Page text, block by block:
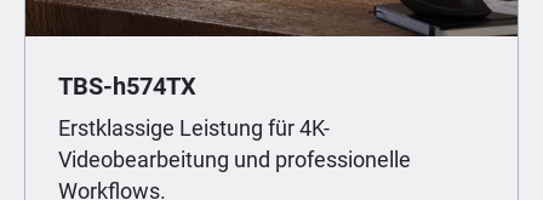
TBS-h574TX
Erstklassige Leistung für 4K-
Videobearbeitung und professionelle
Workflows.